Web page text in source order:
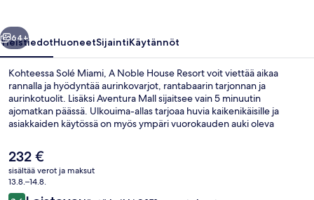
Seuraava
64+
YleistiedotHuoneetSijaintiKäytännöt
Kohteessa Solé Miami, A Noble House Resort voit viettää aikaa
rannalla ja hyödyntää aurinkovarjot, rantabaarin tarjonnan ja
aurinkotuolit. Lisäksi Aventura Mall sijaitsee vain 5 minuutin
ajomatkan päässä. Ulkouima-allas tarjoaa huvia kaikenikäisille ja
asiakkaiden käytössä on myös ympäri vuorokauden auki oleva
BALEENkitchen tarjoilee aamiaisen, lounaan ja illallisen. Sen
erikoisuuksiin kuuluu amerikkalainen keittiö. Muihin palveluihin
kuuluu allasbaari, höyrysauna ja terassi. Matkailijat arvostavat
majoituspaikan avuliasta henkilökuntaa ja ravintolaa.
Nykyinen
hinta
on
232 €
232 €
sisältää verot ja maksut
13.8.–14.8.